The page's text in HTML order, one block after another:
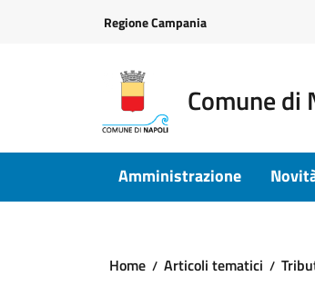
Regione Campania
Comune di
Amministrazione
Home Articoli tematici